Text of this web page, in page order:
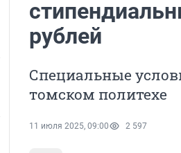
рублей
Специальные
томском политехе
11 июля 2025, 09:00 2 597